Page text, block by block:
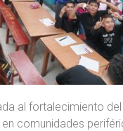
al fortalecimiento
en comunidades